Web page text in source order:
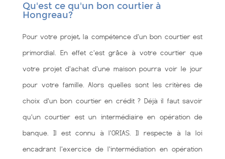
Qu'est ce qu'un bon courtier à
Hongreau?
Pour votre projet, la compétence d'un bon courtier est
primordial. En effet c'est grâce à votre courtier que
votre projet d'achat d'une maison pourra voir le jour
pour votre famille. Alors quelles sont les critères de
choix d'un bon courtier en crédit ? Déjà il faut savoir
qu'un courtier est un intermédiaire en opération de
banque. Il est connu à l'ORIAS. Il respecte à la loi
encadrant l'exercice de l'intermédiation en opération